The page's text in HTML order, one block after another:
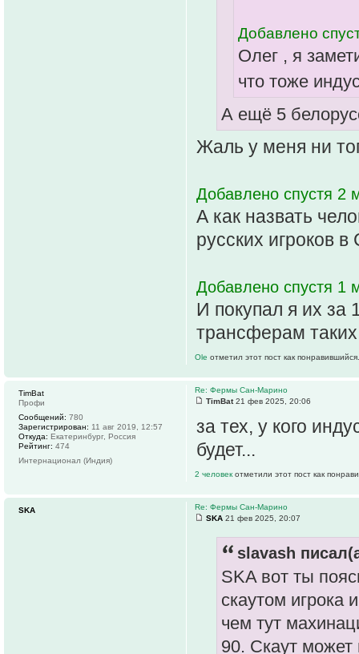
Добавлено
Олег , я
что тоже
А ещё 5
Жаль у меня ни
Добавлено спустя 2
А как назвать
русских игроков
Добавлено спустя 1
И покупал я их за
трансферам таких
Ole отметил этот пост как понравившийся.
Re: Фермы Сан-Марино
TimBat21 фев 2025, 20:06
за тех, у кого
будет...
2 человек отметили этот пост как
TimBat
Профи
Сообщений: 780
Зарегистрирован: 11 авг 2019, 12:57
Откуда: Екатеринбург, Россия
Рейтинг: 474
Интернационал (Индия)
Re: Фермы Сан-Марино
SKA 21 фев 2025, 20:07
slavash
SKA вот ты
скаутом игрока
чем тут
90. Скаут может
SKA